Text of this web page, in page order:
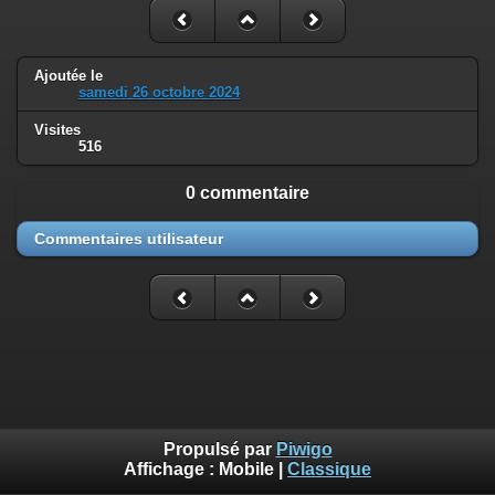
Ajoutée le
samedi 26 octobre 2024
Visites
516
0 commentaire
Commentaires utilisateur
Propulsé par Piwigo
Affichage : Mobile Classique